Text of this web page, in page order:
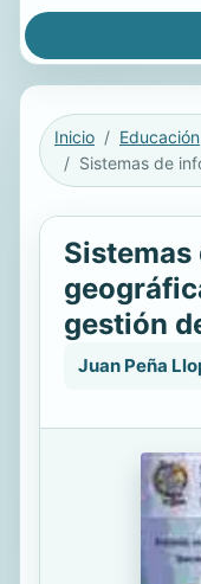
Inicio
Educación
gestión
Juan Peña